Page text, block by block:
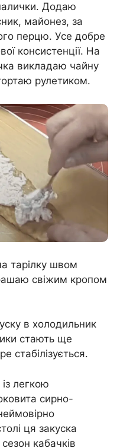
Додаю
майонез, за
перцю. Усе добре
консистенції. На
викладаю чайну
рулетиком.
тарілку швом
свіжим кропом
в холодильник
стають ще
стабілізується.
легкою
сирно-
ця закуска
кабачків